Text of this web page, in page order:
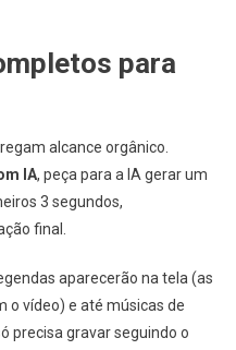
para
alcance orgânico.
IA, peça para a IA gerar um
3 segundos,
final.
aparecerão na tela (as
o vídeo) e até músicas de
precisa gravar seguindo o